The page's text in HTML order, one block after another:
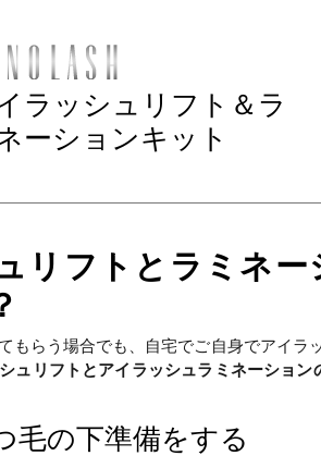
ラッシュリフト＆ラ
ーションキット
リフトとラミネー
もらう場合でも、自宅でご自身でアイラ
ュリフトとアイラッシュラミネーション
毛の下準備をする